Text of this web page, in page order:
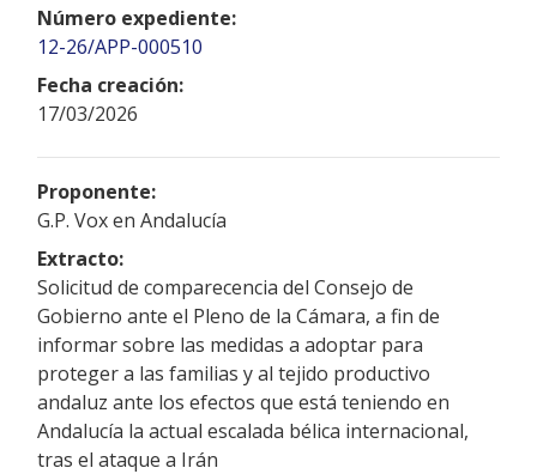
Número expediente:
12-26/APP-000510
Fecha creación:
17/03/2026
Proponente:
G.P. Vox en Andalucía
Extracto:
Solicitud de comparecencia del Consejo de
Gobierno ante el Pleno de la Cámara, a fin de
informar sobre las medidas a adoptar para
proteger a las familias y al tejido productivo
andaluz ante los efectos que está teniendo en
Andalucía la actual escalada bélica internacional,
tras el ataque a Irán